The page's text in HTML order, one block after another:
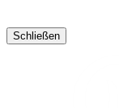
Schließen